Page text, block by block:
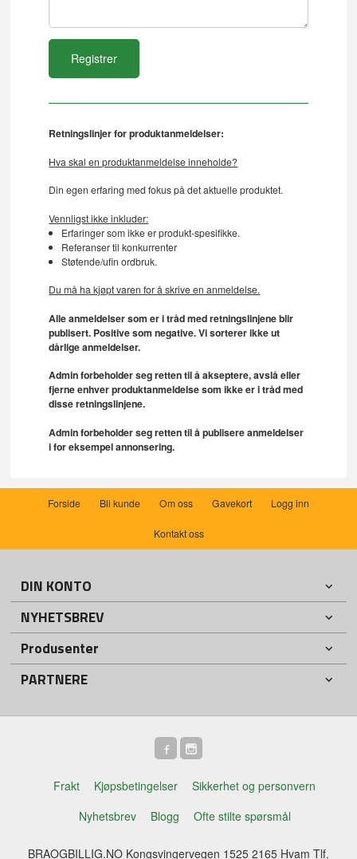
Retningslinjer for produktanmeldelser:
Hva skal en produktanmeldelse inneholde?
Din egen erfaring med fokus på det aktuelle produktet.
Vennligst ikke inkluder:
Erfaringer som ikke er produkt-spesifikke.
Referanser til konkurrenter
Støtende/ufin ordbruk.
Du må ha kjøpt varen for å skrive en anmeldelse.
Alle anmeldelser som er i tråd med retningslinjene blir
publisert. Positive som negative. Vi sorterer ikke ut
dårlige anmeldelser.
Admin forbeholder seg retten til å akseptere, avslå eller
fjerne enhver produktanmeldelse som ikke er i tråd med
disse retningslinjene.
Admin forbeholder seg retten til å publisere anmeldelser
i for eksempel annonsering.
Forside Bli kunde Om oss Gavekort Logg inn
Kontakt oss
DIN KONTO
NYHETSBREV
Produsenter
PARTNERE
Frakt Kjøpsbetingelser
Sikkerhet og personvern
Nyhetsbrev
Blogg Ofte stilte spørsmål
BRAOGBILLIG.NO Kongsvingervegen 1525 2165 Hvam Tlf.